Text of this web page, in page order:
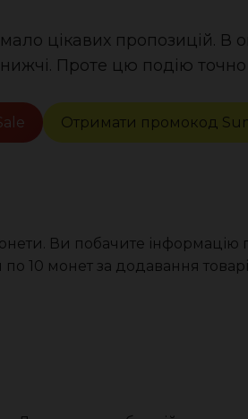
цікавих пропозицій. В
Проте цю подію
Отримати промокод
Ви побачите інформацію
10 монет за додавання